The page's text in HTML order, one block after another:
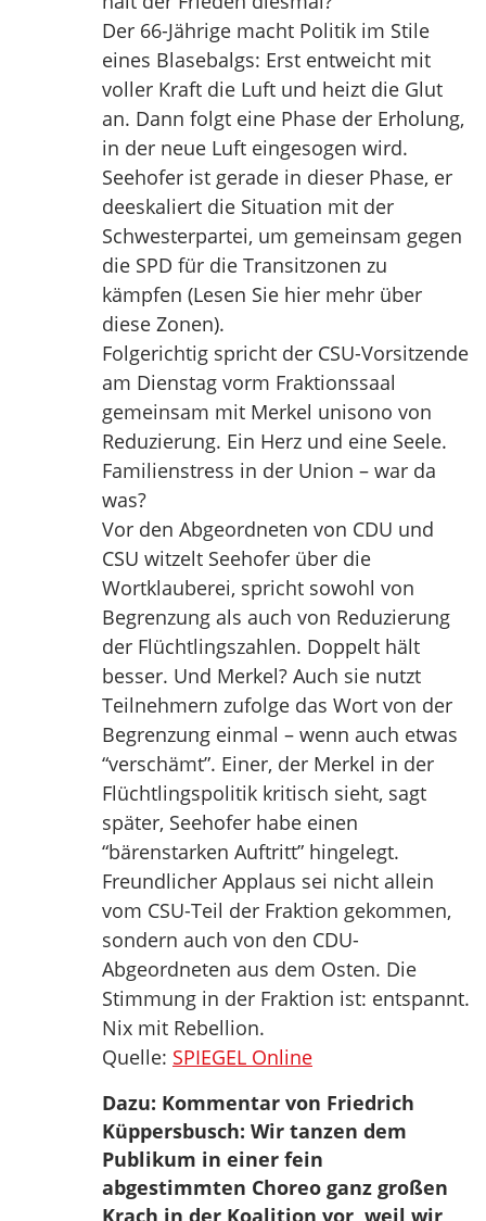
Der 66-Jährige macht Politik im Stile
eines Blasebalgs: Erst entweicht mit
voller Kraft die Luft und heizt die Glut
an. Dann folgt eine Phase der Erholung,
in der neue Luft eingesogen wird.
Seehofer ist gerade in dieser Phase, er
deeskaliert die Situation mit der
Schwesterpartei, um gemeinsam gegen
die SPD für die Transitzonen zu
kämpfen (Lesen Sie hier mehr über
diese Zonen).
Folgerichtig spricht der CSU-Vorsitzende
am Dienstag vorm Fraktionssaal
gemeinsam mit Merkel unisono von
Reduzierung. Ein Herz und eine Seele.
Familienstress in der Union – war da
was?
Vor den Abgeordneten von CDU und
CSU witzelt Seehofer über die
Wortklauberei, spricht sowohl von
Begrenzung als auch von Reduzierung
der Flüchtlingszahlen. Doppelt hält
besser. Und Merkel? Auch sie nutzt
Teilnehmern zufolge das Wort von der
Begrenzung einmal – wenn auch etwas
“verschämt”. Einer, der Merkel in der
Flüchtlingspolitik kritisch sieht, sagt
später, Seehofer habe einen
“bärenstarken Auftritt” hingelegt.
Freundlicher Applaus sei nicht allein
vom CSU-Teil der Fraktion gekommen,
sondern auch von den CDU-
Abgeordneten aus dem Osten. Die
Stimmung in der Fraktion ist: entspannt.
Nix mit Rebellion.
Quelle: SPIEGEL Online
Dazu: Kommentar von Friedrich
Küppersbusch: Wir tanzen dem
Publikum in einer fein
abgestimmten Choreo ganz großen
Krach in der Koalition vor, weil wir